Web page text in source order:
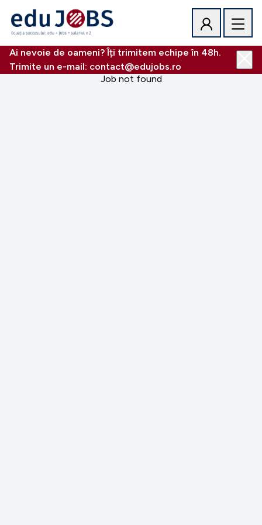
Ai nevoie de oameni? Îți trimitem echipe în 48h.
Trimite un e-mail: contact@edujobs.ro
Job not found